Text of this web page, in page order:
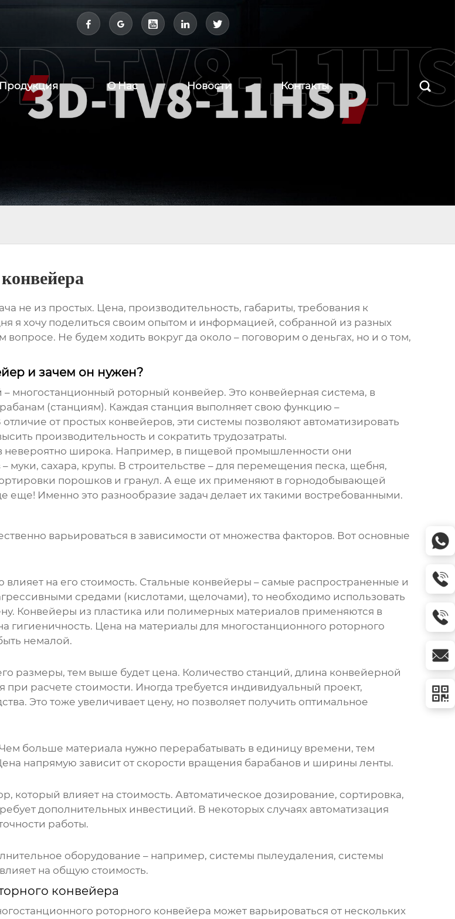
    
Продукция О Нас Новости Контакты 
не из простых. Цена, производительность, габариты, требования к
я хочу поделиться своим опытом и информацией, собранной из разных
Не будем ходить вокруг да около – поговорим о деньгах, но и о том,
и зачем он нужен?
– многостанционный роторный конвейер. Это конвейерная система, в
(станциям). Каждая станция выполняет свою функцию –
от простых конвейеров, эти системы позволяют автоматизировать
производительность и сократить трудозатраты.
невероятно широка. Например, в пищевой промышленности они
муки, сахара, крупы. В строительстве – для перемещения песка, щебня,
порошков и гранул. А еще их применяют в горнодобывающей
еще! Именно это разнообразие задач делает их такими востребованными.
варьироваться в зависимости от множества факторов. Вот основные
на его стоимость. Стальные конвейеры – самые распространенные и
средами (кислотами, щелочами), то необходимо использовать
Конвейеры из пластика или полимерных материалов применяются в
гигиеничность. Цена на материалы для многостанционного роторного
немалой.
размеры, тем выше будет цена. Количество станций, длина конвейерной
при расчете стоимости. Иногда требуется индивидуальный проект,
Это тоже увеличивает цену, но позволяет получить оптимальное
больше материала нужно перерабатывать в единицу времени, тем
напрямую зависит от скорости вращения барабанов и ширины ленты.
который влияет на стоимость. Автоматическое дозирование, сортировка,
дополнительных инвестиций. В некоторых случаях автоматизация
работы.
оборудование – например, системы пылеудаления, системы
на общую стоимость.
конвейера
роторного конвейера может варьироваться от нескольких